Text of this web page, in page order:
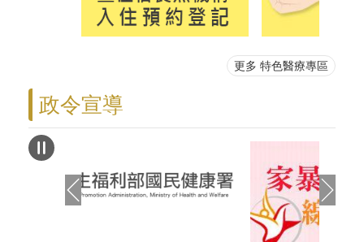
更多 特色醫療專區
政令宣導